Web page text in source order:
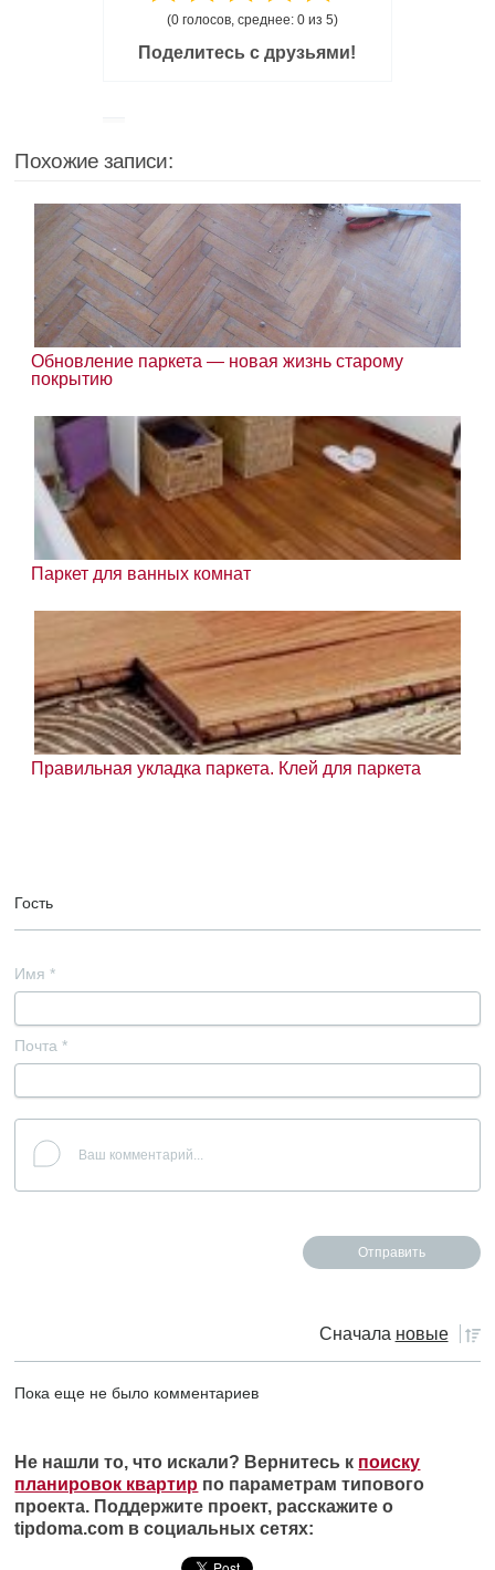
(0 голосов, среднее: 0 из 5)
Поделитесь с друзьями!
Похожие записи:
Обновление паркета — новая жизнь старому
покрытию
Паркет для ванных комнат
Правильная укладка паркета. Клей для паркета
Гость
Имя *
Почта *
Сначала новые
Пока еще не было комментариев
Не нашли то, что искали? Вернитесь к поиску
планировок квартир по параметрам типового
проекта. Поддержите проект, расскажите о
tipdoma.com в социальных сетях: